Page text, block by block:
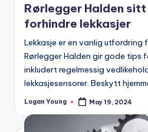
Rørlegger Halden
forhindre lekkasjer
Lekkasje er en vanlig utfordring
Rørlegger Halden gir gode tips
inkludert regelmessig
lekkasjesensorer. Beskytt
Posted
Logan Young May 19, 2024